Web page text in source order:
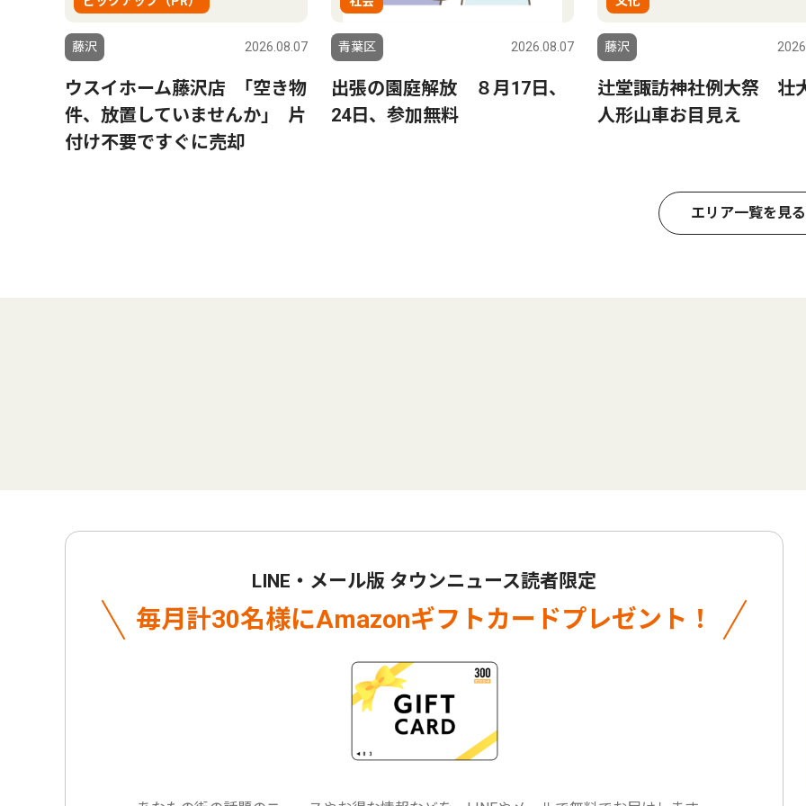
藤沢 2026.08.07
ウスイホーム藤沢店 ｢空き物
件、放置していませんか｣ 片
付け不要ですぐに売却
青葉区 2026.08.07
出張の園庭解放 ８月17日、
24日、参加無料
藤沢
辻堂諏訪神社例大祭 壮
人形山車お目見え
エリア一覧を見る
LINE・メール版 タウンニュース読者限定
毎月計30名様にAmazonギフトカードプレゼント！